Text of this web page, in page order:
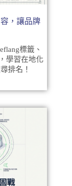
，讓品牌
標籤、
學習在地化
排名！